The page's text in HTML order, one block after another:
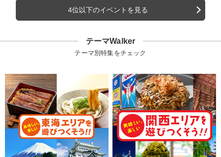
4位以下のイベントを見る
テーマWalker
テーマ別特集をチェック